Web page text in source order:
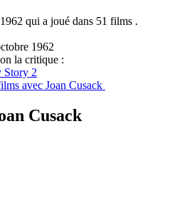
qui a joué dans 51 films .
1962
la critique :
Story 2
avec Joan Cusack
Cusack